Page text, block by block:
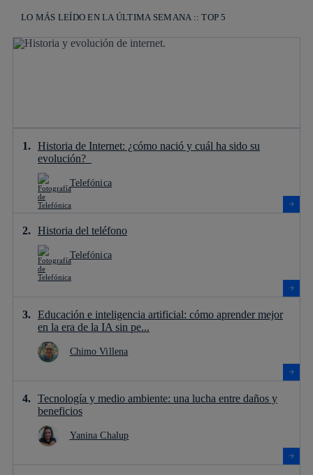
LO MÁS LEÍDO EN LA ÚLTIMA SEMANA :: TOP 5
Historia de Internet: ¿cómo nació y cuál ha sido su
evolución?
Telefónica
Historia del teléfono
Telefónica
Educación e inteligencia artificial: cómo aprender mejor
en la era de la IA sin pe...
Chimo Villena
Tecnología y medio ambiente: una lucha entre daños y
beneficios
Yanina Chalup